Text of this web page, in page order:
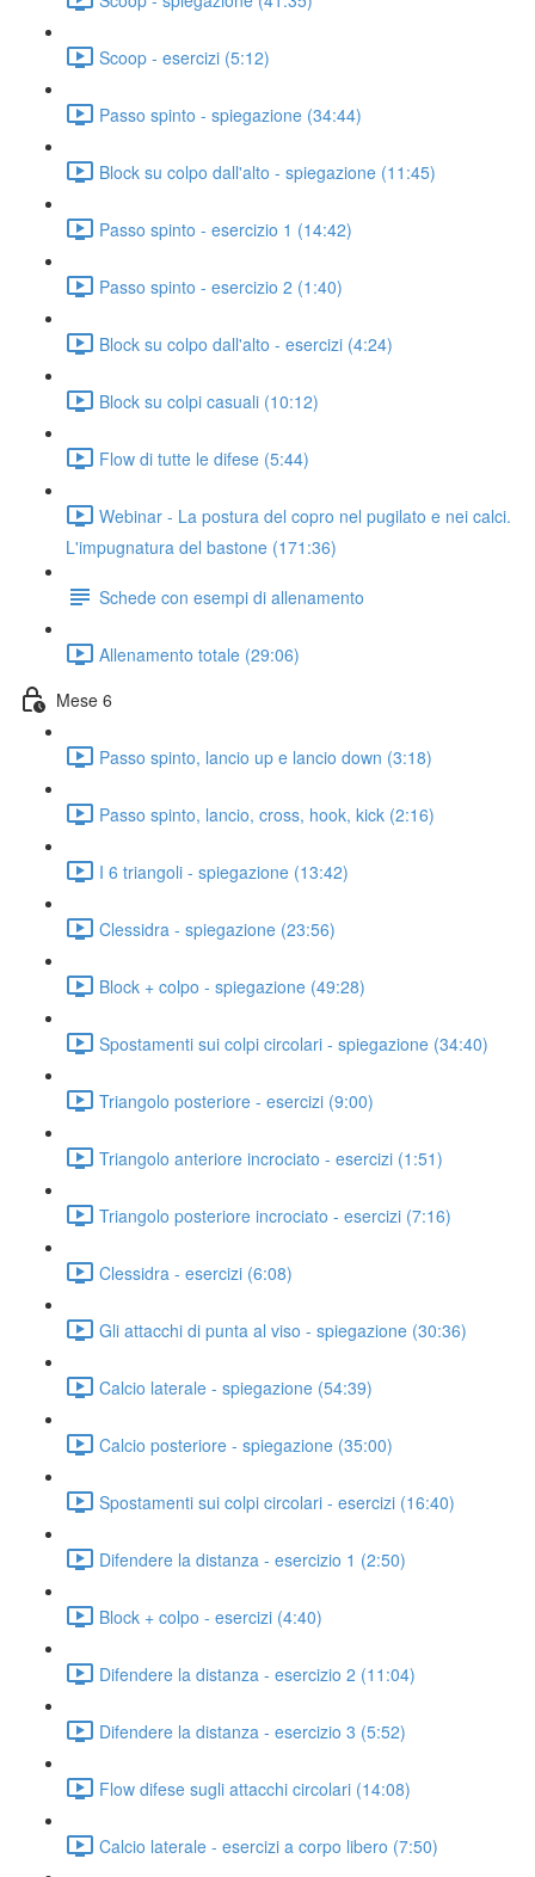
Scoop - esercizi (5:12)
Passo spinto - spiegazione (34:44)
Block su colpo dall'alto - spiegazione (11:45)
Passo spinto - esercizio 1 (14:42)
Passo spinto - esercizio 2 (1:40)
Block su colpo dall'alto - esercizi (4:24)
Block su colpi casuali (10:12)
Flow di tutte le difese (5:44)
Webinar - La postura del copro nel pugilato e nei calci.
L'impugnatura del bastone (171:36)
Schede con esempi di allenamento
Allenamento totale (29:06)
Mese 6
Passo spinto, lancio up e lancio down (3:18)
Passo spinto, lancio, cross, hook, kick (2:16)
I 6 triangoli - spiegazione (13:42)
Clessidra - spiegazione (23:56)
Block + colpo - spiegazione (49:28)
Spostamenti sui colpi circolari - spiegazione (34:40)
Triangolo posteriore - esercizi (9:00)
Triangolo anteriore incrociato - esercizi (1:51)
Triangolo posteriore incrociato - esercizi (7:16)
Clessidra - esercizi (6:08)
Gli attacchi di punta al viso - spiegazione (30:36)
Calcio laterale - spiegazione (54:39)
Calcio posteriore - spiegazione (35:00)
Spostamenti sui colpi circolari - esercizi (16:40)
Difendere la distanza - esercizio 1 (2:50)
Block + colpo - esercizi (4:40)
Difendere la distanza - esercizio 2 (11:04)
Difendere la distanza - esercizio 3 (5:52)
Flow difese sugli attacchi circolari (14:08)
Calcio laterale - esercizi a corpo libero (7:50)